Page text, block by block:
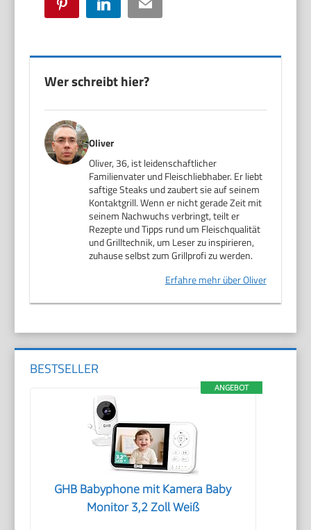
Pinterest LinkedIn Email
Wer schreibt hier?
Oliver
Oliver, 36, ist leidenschaftlicher
Familienvater und Fleischliebhaber. Er liebt
saftige Steaks und zaubert sie auf seinem
Kontaktgrill. Wenn er nicht gerade Zeit mit
seinem Nachwuchs verbringt, teilt er
Rezepte und Tipps rund um Fleischqualität
und Grilltechnik, um Leser zu inspirieren,
zuhause selbst zum Grillprofi zu werden.
Erfahre mehr über Oliver
BESTSELLER
ANGEBOT
GHB Babyphone mit Kamera Baby
Monitor 3,2 Zoll Weiß